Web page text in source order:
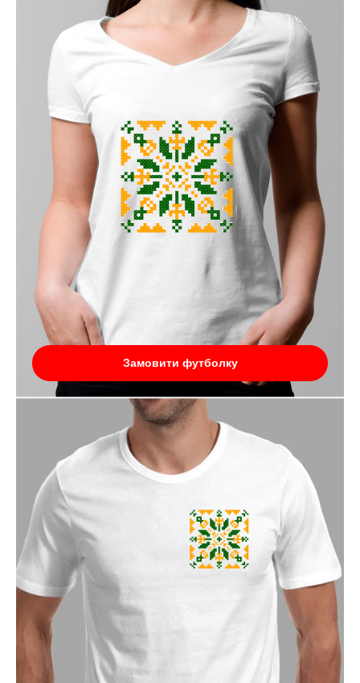
Замовити футболку